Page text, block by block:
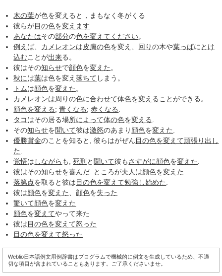
木の葉が色を変えると，まもなく冬がくる
彼らが目の色を変えます
あなたはその部分の色を変えて ください。
例え ば、 カメレオンは皮膚の色を変え、 回りの木や葉っぱに とけ
込むことが出来る。
彼はその知らせで顔色を変えた 。
秋には葉は色を変え落ちて しまう。
トムは顔色を変えた 。
カメレオンは周りの色に合わせて体色を変える ことができる。
顔色を変える;青くなる;赤くなる
タコはその居る場所によって体の色を変える
その知らせを聞いて彼は激怒のあまり 顔色を変えた
優勝賞金のことを知ると, 彼らはがぜん目の色を変えて頑張り 出し
た
覚悟は しながら も,死刑 と 聞いて彼もさすがに顔色を変えた
彼はその知らせを喜んだ . ところが夫人 は顔色を変えた
落第点を取ると彼は目の色を変えて勉強し始めた
彼は顔色を変えた 顔色を失った
驚いて顔色を変えた
顔色を変えてやって来た
彼は目の色を変えて怒った
目の色を変えて怒った
Weblio日本語例文用例辞書はプログラムで機械的に例文を生成しているため、不適
切な項目が含まれていることもあります。ご了承くださいませ。